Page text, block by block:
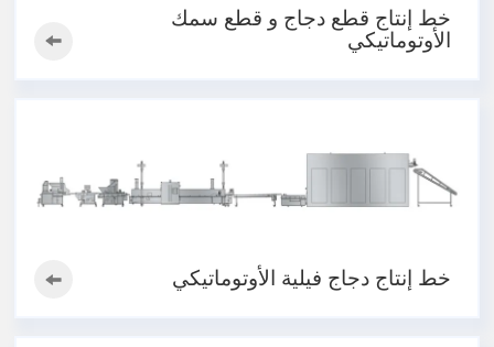
خط إنتاج قطع دجاج و قطع سمك
الأوتوماتيكي
خط إنتاج دجاج فيلية الأوتوماتيكي